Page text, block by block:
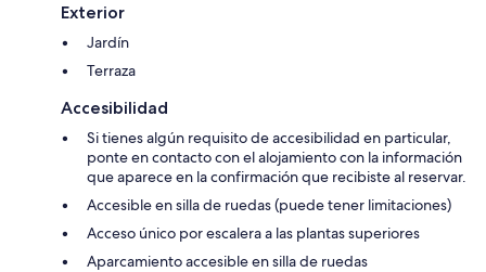
Exterior
Jardín
Terraza
Accesibilidad
Si tienes algún requisito de accesibilidad en particular,
ponte en contacto con el alojamiento con la información
que aparece en la confirmación que recibiste al reservar.
Accesible en silla de ruedas (puede tener limitaciones)
Acceso único por escalera a las plantas superiores
Aparcamiento accesible en silla de ruedas